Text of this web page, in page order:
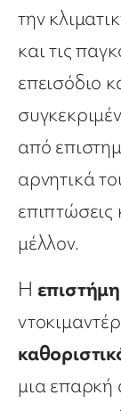
την
και τις
επεισόδιο
από
αρνητικά
επιπτώσεις
μέλλον.
Η επιστήμη
μια επαρκή